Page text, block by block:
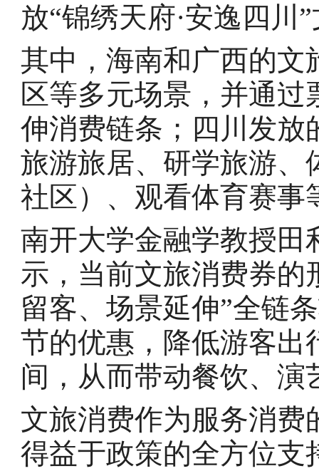
放“锦绣天府·安逸四川
其中，海南和广西的文
区等多元场景，并通
伸消费链条；四川发放
旅游旅居、研学旅游、
社区）、观看体育赛事
南开大学金融学教授田
示，当前文旅消费券的
留客、场景延伸”全链
节的优惠，降低游客出
间，从而带动餐饮、演
文旅消费作为服务消费
得益于政策的全方位支